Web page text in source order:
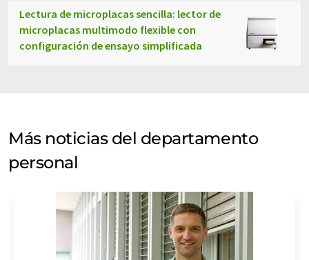
Lectura de microplacas sencilla: lector de
microplacas multimodo flexible con
configuración de ensayo simplificada
Más noticias del departamento
personal